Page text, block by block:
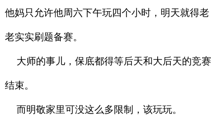
他妈只允许他周六下午玩四个小时，明天就得老
老实实刷题备赛。
大师的事儿，保底都得等后天和大后天的竞赛
结束。
而明敬家里可没这么多限制，该玩玩。